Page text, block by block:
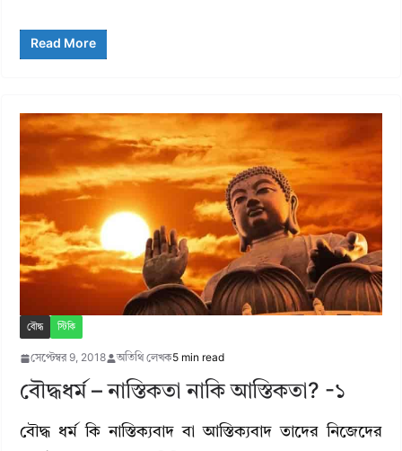
Read More
বৌদ্ধ স্টিকি
সেপ্টেম্বর 9, 2018 অতিথি লেখক5 min read
বৌদ্ধধর্ম – নাস্তিকতা নাকি আস্তিকতা? -১
বৌদ্ধ ধর্ম কি নাস্তিক্যবাদ বা আস্তিক্যবাদ তাদের নিজেদের